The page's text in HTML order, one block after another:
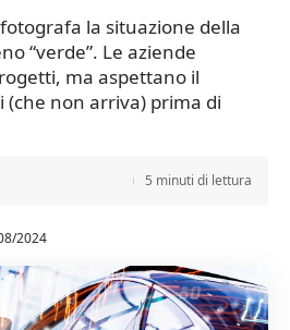
la situazione della
“verde”. Le aziende
ma aspettano il
(che non arriva) prima di
2024
5 minuti di lettura